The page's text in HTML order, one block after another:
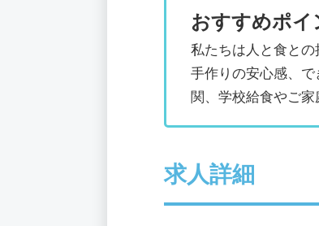
おすすめポイ
私たちは人と食との
手作りの安心感、
関、学校給食やご家
求人詳細